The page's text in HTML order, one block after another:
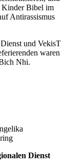
Kinder Bibel im
Antirassismus
und VekisT
waren
Nhi.
Dienst